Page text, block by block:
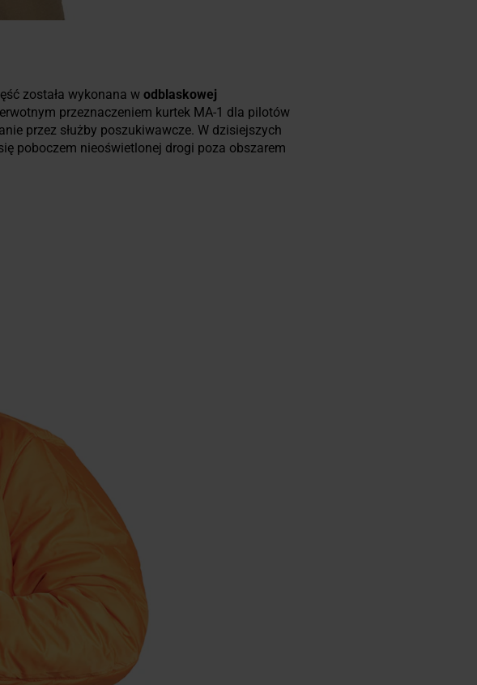
została wykonana w odblaskowej
przeznaczeniem kurtek MA-1 dla pilotów
przez służby poszukiwawcze. W dzisiejszych
poboczem nieoświetlonej drogi poza obszarem